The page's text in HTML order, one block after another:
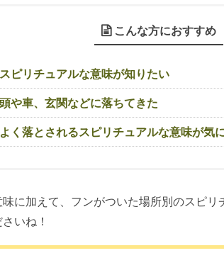
こんな方におすすめ
ピリチュアルな意味が知りたい
や車、玄関などに落ちてきた
く落とされるスピリチュアルな意味が気
に加えて、フンがついた場所別のスピリ
いね！